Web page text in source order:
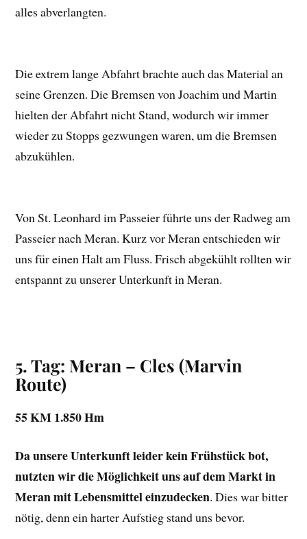
alles abverlangten.
Die extrem lange Abfahrt brachte auch das Material an
seine Grenzen. Die Bremsen von Joachim und Martin
hielten der Abfahrt nicht Stand, wodurch wir immer
wieder zu Stopps gezwungen waren, um die Bremsen
abzukühlen.
Von St. Leonhard im Passeier führte uns der Radweg am
Passeier nach Meran. Kurz vor Meran entschieden wir
uns für einen Halt am Fluss. Frisch abgekühlt rollten wir
entspannt zu unserer Unterkunft in Meran.
5. Tag: Meran – Cles (Marvin
Route)
55 KM 1.850 Hm
Da unsere Unterkunft leider kein Frühstück bot,
nutzten wir die Möglichkeit uns auf dem Markt in
Meran mit Lebensmittel einzudecken. Dies war bitter
nötig, denn ein harter Aufstieg stand uns bevor.